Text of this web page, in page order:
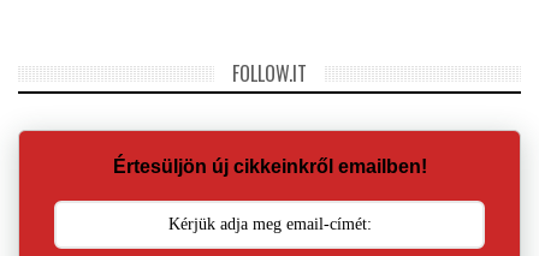
FOLLOW.IT
Értesüljön új cikkeinkről emailben!